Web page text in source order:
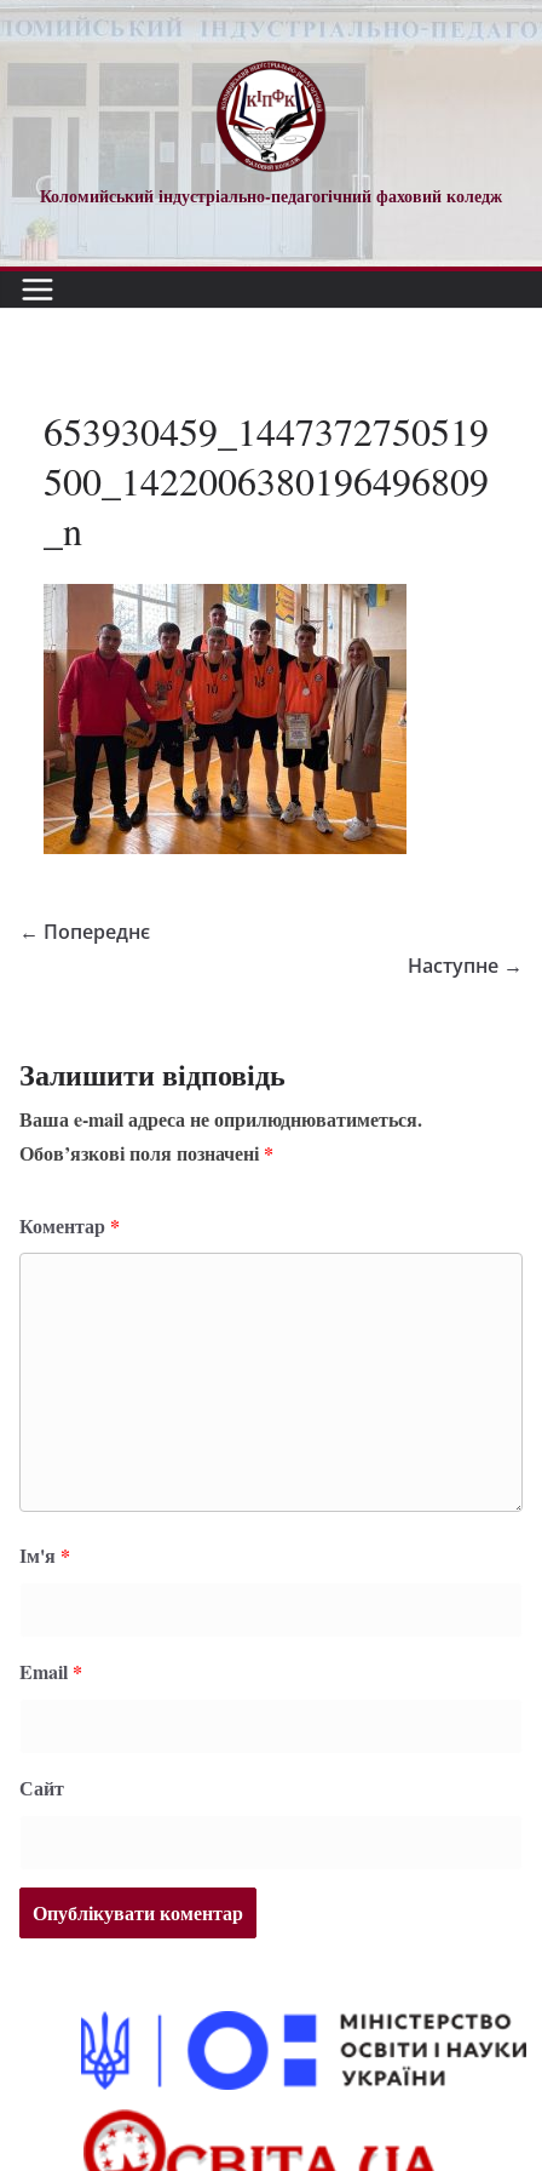
Перейти
до
Коломийський індустріально-педагогічний фаховий коледж
653930459_1447372750519
500_1422006380196496809
_n
← Попереднє
Наступне →
Залишити відповідь
Ваша e-mail адреса не оприлюднюватиметься.
Обов’язкові поля позначені *
Коментар *
Ім'я *
Email *
Сайт